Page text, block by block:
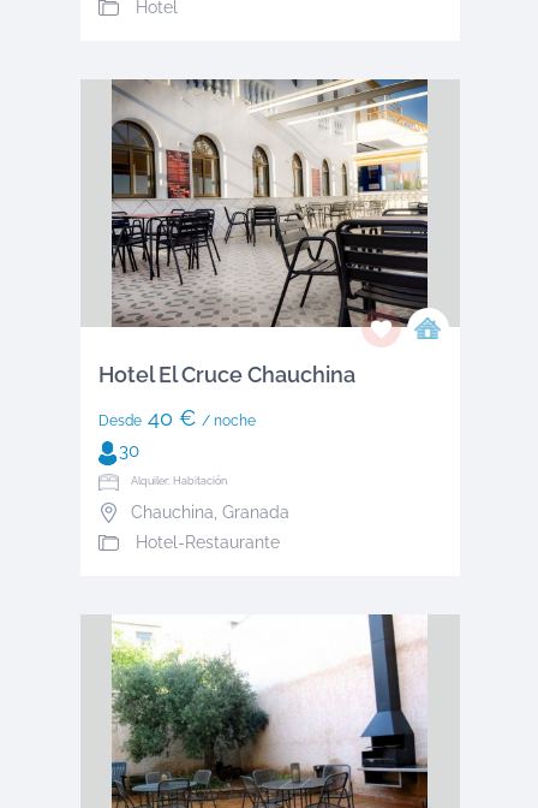
Hotel
Hotel El Cruce Chauchina
Desde40 € / noche
30
Alquiler: Habitación
Chauchina Granada
Hotel-Restaurante